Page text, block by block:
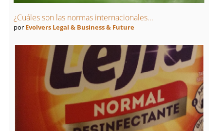
¿Cuáles son las normas internacionales...
por Evolvers Legal & Business & Future